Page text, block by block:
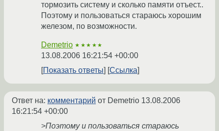
тормозить систему и сколько памяти отъест..
Поэтому и пользоваться стараюсь хорошим
железом, по возможности.
Demetrio ★★★★★
13.08.2006 16:21:54 +00:00
Показать ответы
Ссылка
Ответ на: комментарий от Demetrio 13.08.2006
16:21:54 +00:00
>Поэтому и пользоваться стараюсь